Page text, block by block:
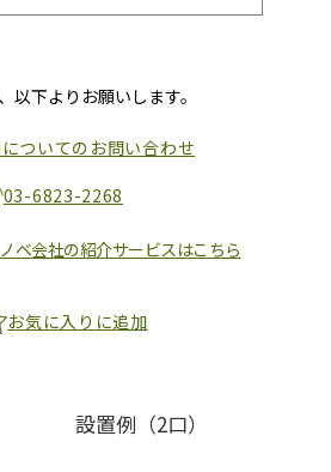
以下よりお願いします。
ついてのお問い合わせ
03-6823-2268
ベ会社の紹介サービスはこちら
お気に入りに追加
設置例（2口）